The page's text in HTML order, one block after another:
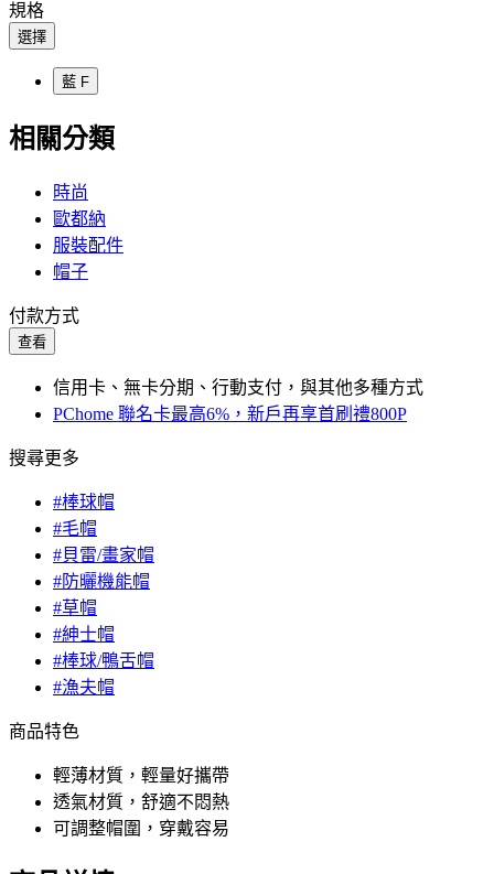
規格
選擇
藍 F
相關分類
時尚
歐都納
服裝配件
帽子
付款方式
查看
信用卡、無卡分期、行動支付，與其他多種方式
PChome 聯名卡最高6%，新戶再享首刷禮800P
搜尋更多
#棒球帽
#毛帽
#貝雷/畫家帽
#防曬機能帽
#草帽
#紳士帽
#棒球/鴨舌帽
#漁夫帽
商品特色
輕薄材質，輕量好攜帶
透氣材質，舒適不悶熱
可調整帽圍，穿戴容易